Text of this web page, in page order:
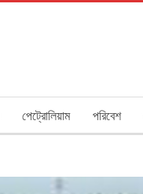
পেট্রোলিয়াম পরিবেশ